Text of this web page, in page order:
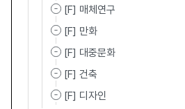
[F] 매체연구
[F] 만화
[F] 대중문화
[F] 건축
[F] 디자인